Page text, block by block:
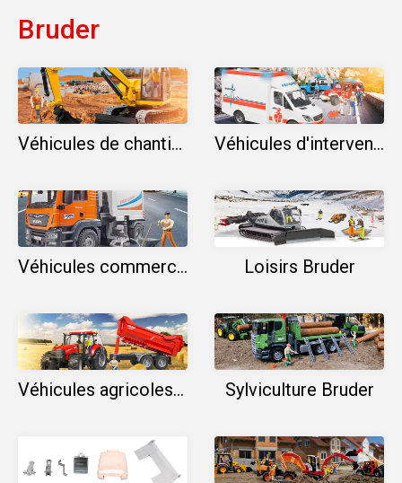
Bruder
Véhicules de chantier Bruder Véhicules d'interventions Bruder
Véhicules commerciaux Bruder Loisirs Bruder
Véhicules agricoles Bruder Sylviculture Bruder